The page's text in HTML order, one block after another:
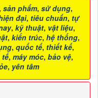
, sản phẩm, sử dụng,
đại, tiêu chuẩn, tự
, kỹ thuật, vật liệu,
, kiến trúc, hệ thống,
, quốc tế, thiết kế,
tế, máy móc, bảo vệ,
, yên tâm